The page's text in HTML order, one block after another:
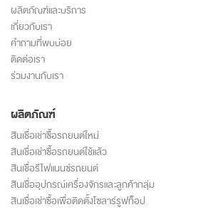
ผลิตภัณฑ์และบริการ
เกี่ยวกับเรา
คำถามที่พบบ่อย
ติดต่อเรา
ร่วมงานกับเรา
ผลิตภัณฑ์
สินเชื่อเช่าซื้อรถยนต์ใหม่
สินเชื่อเช่าซื้อรถยนต์ใช้แล้ว
สินเชื่อรีไฟแนนซ์รถยนต์
สินเชื่ออุปกรณ์เครื่องจักรและลูกค้ากลุ่ม
สินเชื่อเช่าซื้อเพื่อติดตั้งโซลาร์รูฟท็อป